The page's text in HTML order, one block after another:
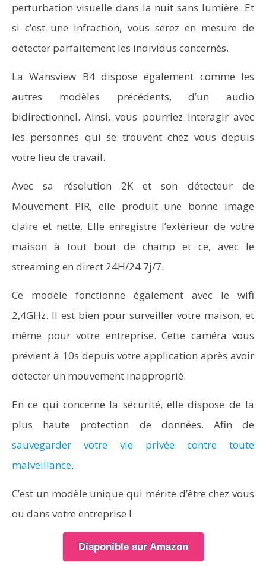
perturbation visuelle dans la nuit sans lumière. Et
si c’est une infraction, vous serez en mesure de
détecter parfaitement les individus concernés.
La Wansview B4 dispose également comme les
autres modèles précédents, d’un audio
bidirectionnel. Ainsi, vous pourriez interagir avec
les personnes qui se trouvent chez vous depuis
votre lieu de travail.
Avec sa résolution 2K et son détecteur de
Mouvement PIR, elle produit une bonne image
claire et nette. Elle enregistre l’extérieur de votre
maison à tout bout de champ et ce, avec le
streaming en direct 24H/24 7j/7.
Ce modèle fonctionne également avec le wifi
2,4GHz. Il est bien pour surveiller votre maison, et
même pour votre entreprise. Cette caméra vous
prévient à 10s depuis votre application après avoir
détecter un mouvement inapproprié.
En ce qui concerne la sécurité, elle dispose de la
plus haute protection de données. Afin de
sauvegarder votre vie privée contre toute
malveillance.
C’est un modèle unique qui mérite d’être chez vous
ou dans votre entreprise !
Disponible sur Amazon